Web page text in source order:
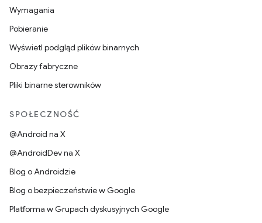
Wymagania
Pobieranie
Wyświetl podgląd plików binarnych
Obrazy fabryczne
Pliki binarne sterowników
SPOŁECZNOŚĆ
@Android na X
@AndroidDev na X
Blog o Androidzie
Blog o bezpieczeństwie w Google
Platforma w Grupach dyskusyjnych Google